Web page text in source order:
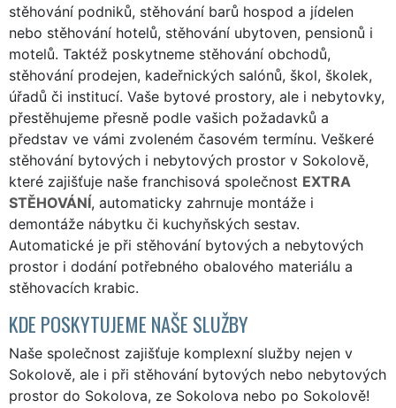
stěhování podniků, stěhování barů hospod a jídelen
nebo stěhování hotelů, stěhování ubytoven, pensionů i
motelů. Taktéž poskytneme stěhování obchodů,
stěhování prodejen, kadeřnických salónů, škol, školek,
úřadů či institucí. Vaše bytové prostory, ale i nebytovky,
přestěhujeme přesně podle vašich požadavků a
představ ve vámi zvoleném časovém termínu. Veškeré
stěhování bytových i nebytových prostor v Sokolově,
které zajišťuje naše franchisová společnost EXTRA
STĚHOVÁNÍ, automaticky zahrnuje montáže i
demontáže nábytku či kuchyňských sestav.
Automatické je při stěhování bytových a nebytových
prostor i dodání potřebného obalového materiálu a
stěhovacích krabic.
KDE POSKYTUJEME NAŠE SLUŽBY
Naše společnost zajišťuje komplexní služby nejen v
Sokolově, ale i při stěhování bytových nebo nebytových
prostor do Sokolova, ze Sokolova nebo po Sokolově!